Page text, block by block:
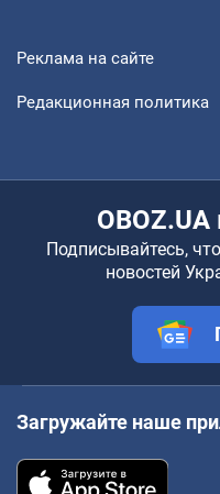
Реклама на сайте
Редакционная политика
Подписывайтесь,
новостей
Загружайте наше